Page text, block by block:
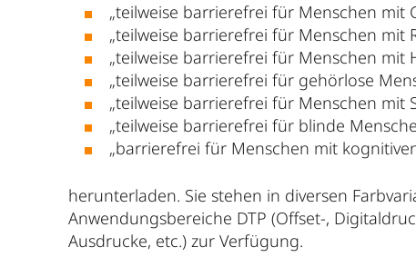
„teilweise barrierefrei für Menschen mit
„teilweise barrierefrei für Menschen mit
„teilweise barrierefrei für Menschen mit
„teilweise barrierefrei für gehörlose
„teilweise barrierefrei für Menschen mit
„teilweise barrierefrei für blinde
„barrierefrei für Menschen mit
herunterladen. Sie stehen in diversen
Anwendungsbereiche DTP (Offset-,
Ausdrucke, etc.) zur Verfügung.